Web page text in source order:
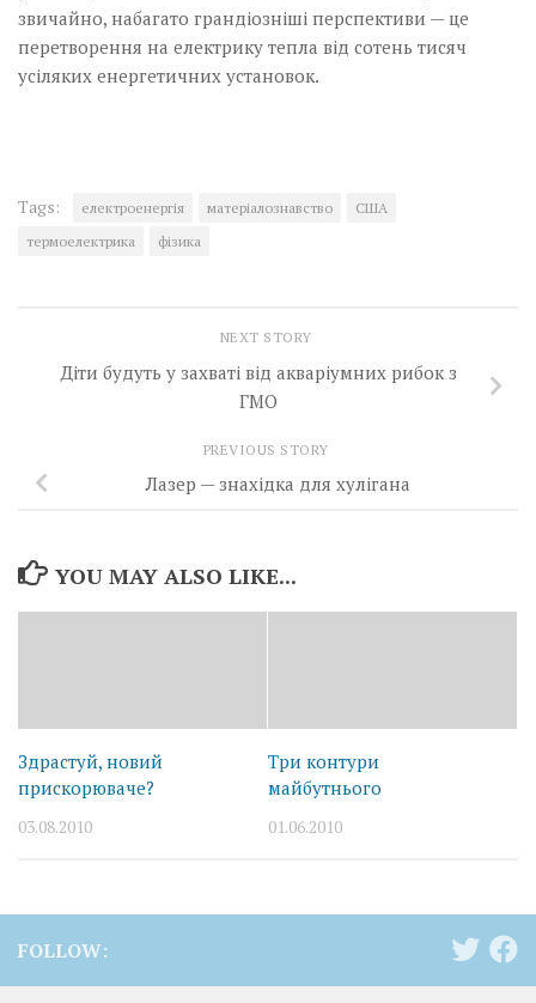
звичайно, набагато грандіозніші перспективи — це
перетворення на електрику тепла від сотень тисяч
усіляких енергетичних установок.­
Tags: електроенергія матеріалознавство
США
термоелектрика
фізика
NEXT STORY
Діти будуть у захваті від акваріумних рибок з
ГМО
PREVIOUS STORY
Лазер — знахідка для хулігана
YOU MAY ALSO LIKE...
Здрастуй, новий
прискорюваче?
03.08.2010
Три контури
майбутнього
01.06.2010
FOLLOW: